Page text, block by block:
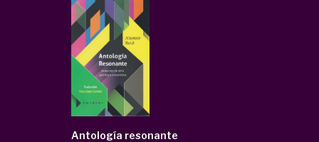
Antología resonante